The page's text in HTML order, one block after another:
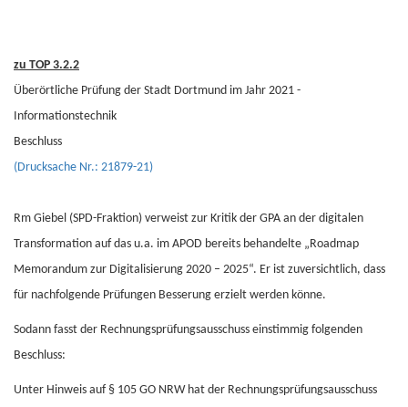
zu TOP 3.2.2
Überörtliche Prüfung der Stadt Dortmund im Jahr 2021 -
Informationstechnik
Beschluss
(Drucksache Nr.: 21879-21)
Rm Giebel (SPD-Fraktion) verweist zur Kritik der GPA an der digitalen
Transformation auf das u.a. im APOD bereits behandelte „Roadmap
Memorandum zur Digitalisierung 2020 – 2025“. Er ist zuversichtlich, dass
für nachfolgende Prüfungen Besserung erzielt werden könne.
Sodann fasst der Rechnungsprüfungsausschuss einstimmig folgenden
Beschluss:
Unter Hinweis auf § 105 GO NRW hat der Rechnungsprüfungsausschuss